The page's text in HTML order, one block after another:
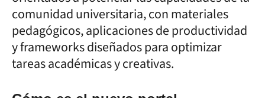
comunidad universitaria, con materiales
pedagógicos, aplicaciones de productividad
y frameworks diseñados para optimizar
tareas académicas y creativas.